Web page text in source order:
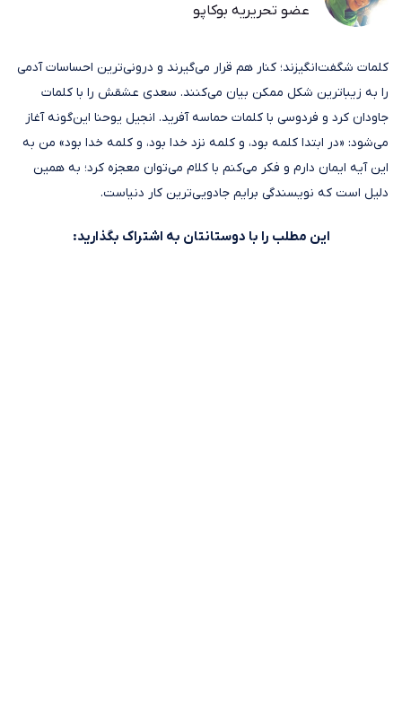
عضو تحریریه بوکاپو
کلمات شگفت‌انگیزند؛ کنار هم قرار می‌گیرند و درونی‌ترین احساسات آدمی
را به زیباترین شکل ممکن بیان می‌کنند. سعدی عشقش را با کلمات
جاودان کرد و فردوسی با کلمات حماسه آفرید. انجیل یوحنا این‌گونه آغاز
می‌شود: «در ابتدا کلمه بود، و کلمه نزد خدا بود، و کلمه خدا بود» من به
این آیه ایمان دارم و فکر می‌کنم با کلام می‌توان معجزه کرد؛ به همین
دلیل است که نویسندگی برایم جادویی‌ترین کار دنیاست.
این مطلب را با دوستانتان به اشتراک بگذارید: